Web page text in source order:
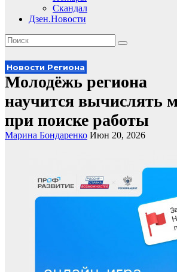
Скандал
Дзен.Новости
Новости Региона
Молодёжь региона
научится вычислять
при поиске работы
Марина Бондаренко Июн 20, 2026